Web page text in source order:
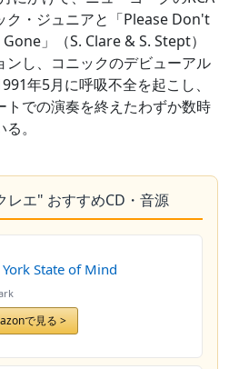
ク・ジュニアと「Please Don't
」（S. Clare & S. Stept）
ンし、コニックのデビューアル
年5月に呼吸不全を起こし、
トでの演奏を終えたわずか数時
。
レエ" おすすめCD・音源
State of Mind
で見る >